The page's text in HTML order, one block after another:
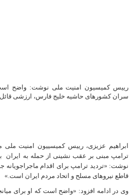
رییس کمیسیون امنیت ملی نوشت: واضح
سران کشورهای حاشیه خلیج فارس، ارزشی
ابراهیم عزیزی، رییس کمیسییون امنیت
ترامپ مبنی بر عقب نشینی از حمله به ایران
نوشت: «تردید ترامپ برای اقدام ماجراجویانه
قاطع نیروهای مسلح و اتحاد مردم ایران است.»
وی در ادامه افزود: «واضح است که او برای